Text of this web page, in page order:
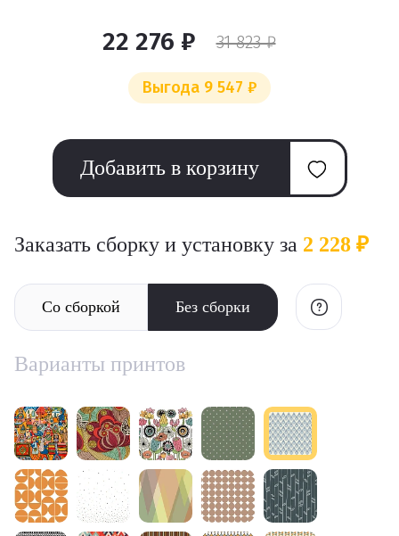
22 276 ₽ 31 823 ₽
Выгода 9 547 ₽
Добавить в корзину
Заказать сборку и установку за 2 228 ₽
Со сборкой Без сборки
Варианты принтов